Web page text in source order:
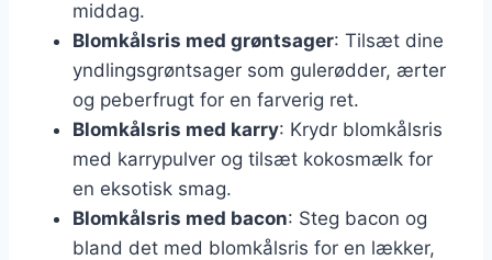
middag.
Blomkålsris med grøntsager: Tilsæt dine
yndlingsgrøntsager som gulerødder, ærter
og peberfrugt for en farverig ret.
Blomkålsris med karry: Krydr blomkålsris
med karrypulver og tilsæt kokosmælk for
en eksotisk smag.
Blomkålsris med bacon: Steg bacon og
bland det med blomkålsris for en lækker,